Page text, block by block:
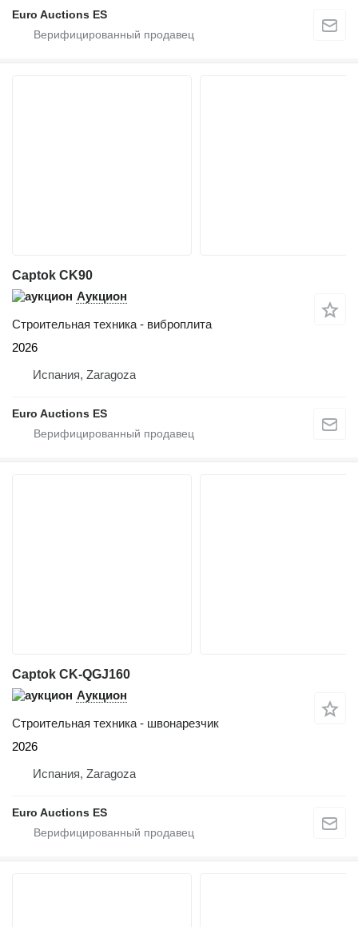
Euro Auctions ES
Captok CK90
Аукцион
Строительная техника - виброплита
2026
Испания, Zaragoza
Euro Auctions ES
Captok CK-QGJ160
Аукцион
Строительная техника - швонарезчик
2026
Испания, Zaragoza
Euro Auctions ES